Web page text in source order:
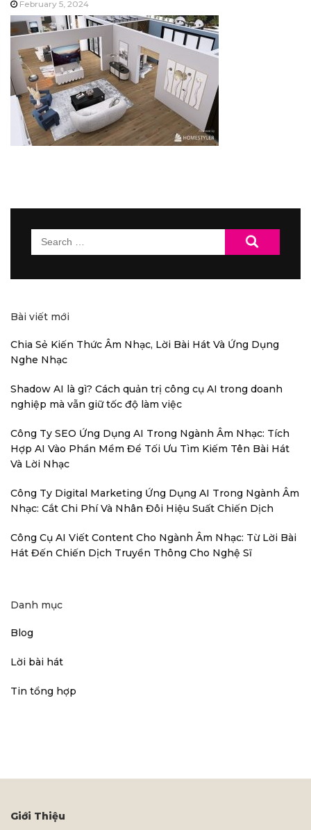
February 5, 2024
Search
for:
Bài viết mới
Chia Sẻ Kiến Thức Âm Nhạc, Lời Bài Hát Và Ứng Dụng
Nghe Nhạc
Shadow AI là gì? Cách quản trị công cụ AI trong doanh
nghiệp mà vẫn giữ tốc độ làm việc
Công Ty SEO Ứng Dụng AI Trong Ngành Âm Nhạc: Tích
Hợp AI Vào Phần Mềm Để Tối Ưu Tìm Kiếm Tên Bài Hát
Và Lời Nhạc
Công Ty Digital Marketing Ứng Dụng AI Trong Ngành Âm
Nhạc: Cắt Chi Phí Và Nhân Đôi Hiệu Suất Chiến Dịch
Công Cụ AI Viết Content Cho Ngành Âm Nhạc: Từ Lời Bài
Hát Đến Chiến Dịch Truyền Thông Cho Nghệ Sĩ
Danh mục
Blog
Lời bài hát
Tin tổng hợp
Giới Thiệu